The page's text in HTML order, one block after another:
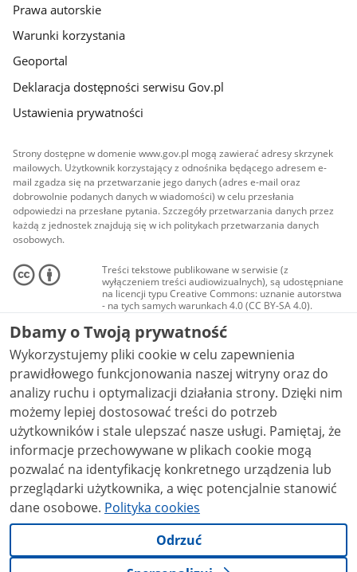
Prawa autorskie
Warunki korzystania
Geoportal
Deklaracja dostępności serwisu Gov.pl
Ustawienia prywatności
Strony dostępne w domenie www.gov.pl mogą zawierać adresy skrzynek
mailowych. Użytkownik korzystający z odnośnika będącego adresem e-
mail zgadza się na przetwarzanie jego danych (adres e-mail oraz
dobrowolnie podanych danych w wiadomości) w celu przesłania
odpowiedzi na przesłane pytania. Szczegóły przetwarzania danych przez
każdą z jednostek znajdują się w ich politykach przetwarzania danych
osobowych.
Treści tekstowe publikowane w serwisie (z
wyłączeniem treści audiowizualnych), są udostępniane
na licencji typu Creative Commons: uznanie autorstwa
- na tych samych warunkach 4.0 (CC BY-SA 4.0).
Materiały audiowizualne, w tym zdjęcia, materiały
audio i wideo, są udostępniane na licencji typu
Creative Commons: uznanie autorstwa użycie
niekomercyjne - bez utworów zależnych 4.0 (CC BY-
NC-ND 4.0), o ile nie jest to stwierdzone inaczej.
Dbamy o Twoją prywatność
Wykorzystujemy pliki cookie w celu zapewnienia
prawidłowego funkcjonowania naszej witryny oraz do
analizy ruchu i optymalizacji działania strony. Dzięki nim
możemy lepiej dostosować treści do potrzeb
użytkowników i stale ulepszać nasze usługi. Pamiętaj, że
informacje przechowywane w plikach cookie mogą
pozwalać na identyfikację konkretnego urządzenia lub
przeglądarki użytkownika, a więc potencjalnie stanowić
dane osobowe. Polityka cookies
Odrzuć